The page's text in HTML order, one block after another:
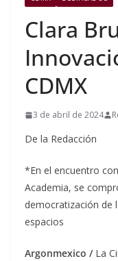
Clara
CDMX
3 de abril de 2024
De la Redacción
*En el encuentro
Academia, se
democratización de
espacios
Argonmexico / La